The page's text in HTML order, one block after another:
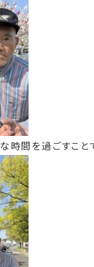
時間を過ごすこと